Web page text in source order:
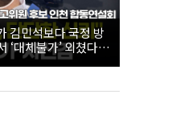
김민석보다 국정 방
‘대체불가’ 외쳤다 |
대표·최고위원 후